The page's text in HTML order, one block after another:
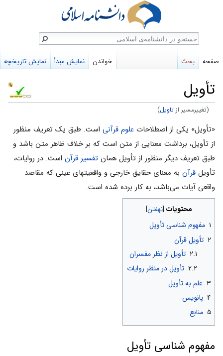
تأویل
(تغییرمسیر ازتاویل)
پرش
به
ناوبری
پرش
به
جستجو
«تأویل» یکی از اصطلاحات علوم قرآنی است. طبق یک تعریف منظور
از تأویل، برداشت معنایی از متن است که بر خلاف ظاهر متن باشد و
طبق تعریف دیگر منظور از تأویل همان تفسیر قرآن است. در روایات،
تأویل قرآن به معناى حقایق خارجى و واقعیتهاى عینى که مقاصد
واقعى آیات مى‌باشد، به کار برده شده است.
محتویات
۱ مفهوم شناسى تأویل
۲ تأویل قرآن
۲.۱ تأویل از نظر مفسران
۲.۲ تأویل در منظر روایات
۳ علم به تأویل
۴ پانویس
۵ منابع
مفهوم شناسى تأویل
صفحه بحث خواندن نمایش مبدأ نمایش تاریخچه
جستجو